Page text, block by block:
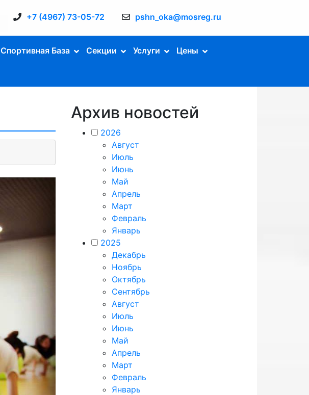
+7 (4967) 73-05-72 pshn_oka@mosreg.ru
Спортивная База Секции Услуги Цены
Архив новостей
2026
Август
Июль
Июнь
Май
Апрель
Март
Февраль
Январь
2025
Декабрь
Ноябрь
Октябрь
Сентябрь
Август
Июль
Июнь
Май
Апрель
Март
Февраль
Январь